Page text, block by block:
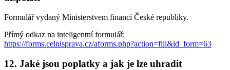
Formulář vydaný Ministerstvem financí České republiky.
Přímý odkaz na inteligentní formulář:
https://forms.celnisprava.cz/aforms.php?action=fill&id_form=63
12. Jaké jsou poplatky a jak je lze uhradit